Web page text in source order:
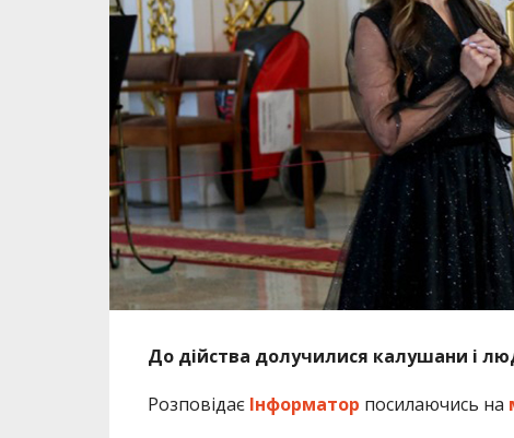
До дійства долучилися калушани і
Розповідає Інформатор посилаючись на